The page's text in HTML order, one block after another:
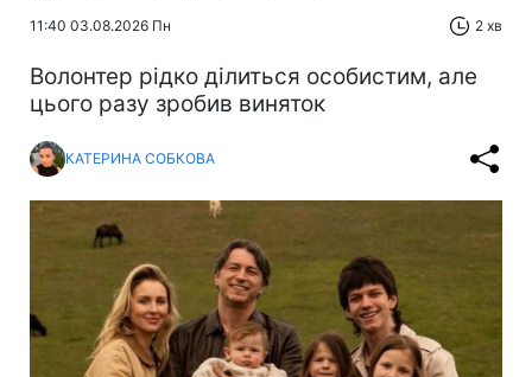
11:40 03.08.2026 Пн 2 хв
Волонтер рідко ділиться особистим, але
цього разу зробив виняток
КАТЕРИНА СОБКОВА